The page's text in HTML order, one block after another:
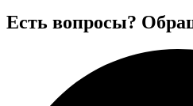
Есть вопросы?